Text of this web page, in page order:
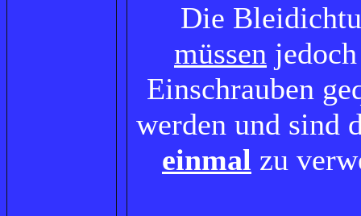
Die
müssen
Einschrauben
werden und sind
einmal zu